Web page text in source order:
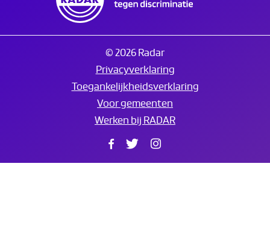
© 2026 Radar
Privacyverklaring
Toegankelijkheidsverklaring
Voor gemeenten
Werken bij RADAR
Facebook
Twitter